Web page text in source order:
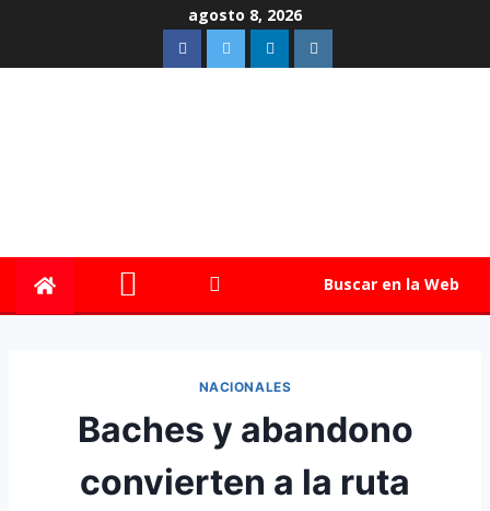
agosto 8, 2026
Buscar en la Web
NACIONALES
Baches y abandono
convierten a la ruta